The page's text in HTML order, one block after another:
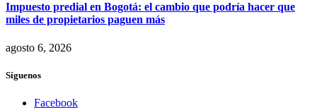
Impuesto predial en Bogotá: el cambio que podría hacer que
miles de propietarios paguen más
agosto 6, 2026
Síguenos
Facebook